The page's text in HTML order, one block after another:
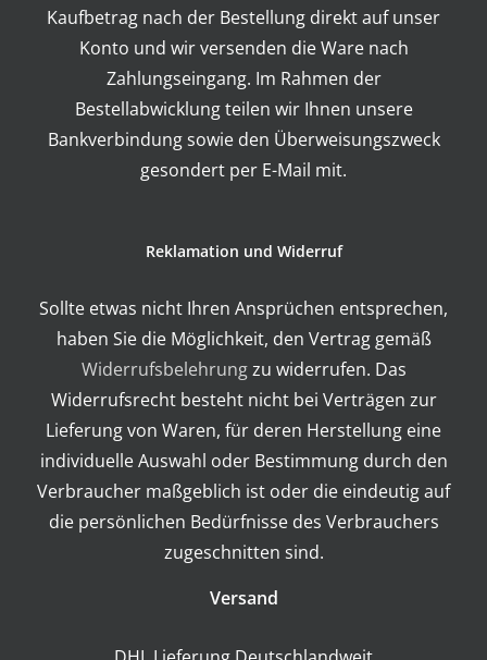
Kaufbetrag nach der Bestellung direkt auf unser
Konto und wir versenden die Ware nach
Zahlungseingang. Im Rahmen der
Bestellabwicklung teilen wir Ihnen unsere
Bankverbindung sowie den Überweisungszweck
gesondert per E-Mail mit.
Reklamation und Widerruf
Sollte etwas nicht Ihren Ansprüchen entsprechen,
haben Sie die Möglichkeit, den Vertrag gemäß
Widerrufsbelehrungzu widerrufen. Das
Widerrufsrecht besteht nicht bei Verträgen zur
Lieferung von Waren, für deren Herstellung eine
individuelle Auswahl oder Bestimmung durch den
Verbraucher maßgeblich ist oder die eindeutig auf
die persönlichen Bedürfnisse des Verbrauchers
zugeschnitten sind.
Versand